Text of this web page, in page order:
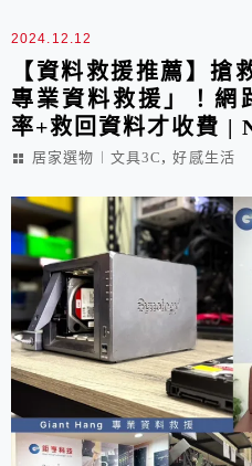
2024.12.12
【資料救援推薦】搶
專業資料救援」！網
率+救回資料才收費 |
居家選物︱文具3C ,好感生活